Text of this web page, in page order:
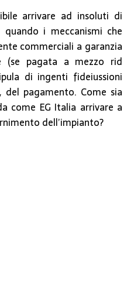
arrivare ad insoluti di
i meccanismi che
commerciali a garanzia
(se pagata a mezzo rid
di ingenti fideiussioni
del pagamento. Come sia
come EG Italia arrivare a
dell’impianto?